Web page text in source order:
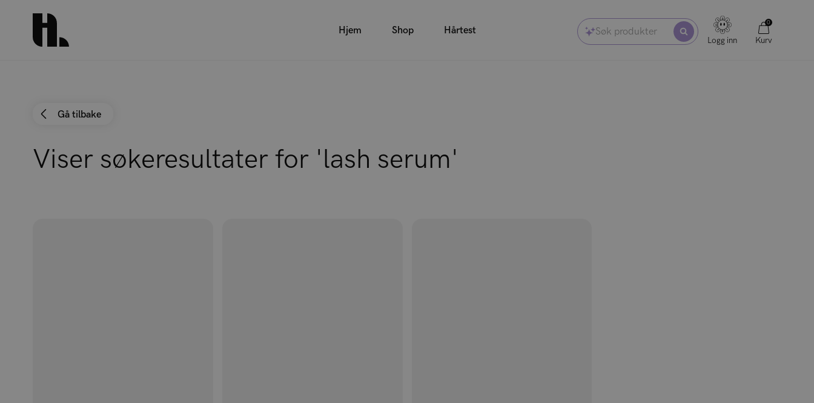
Hjem Shop Hårtest Søk produkter
Logg inn
0
Kurv
Gå tilbake
Viser søkeresultater for 'lash serum'